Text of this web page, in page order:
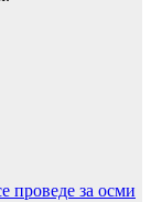
проведе за осми